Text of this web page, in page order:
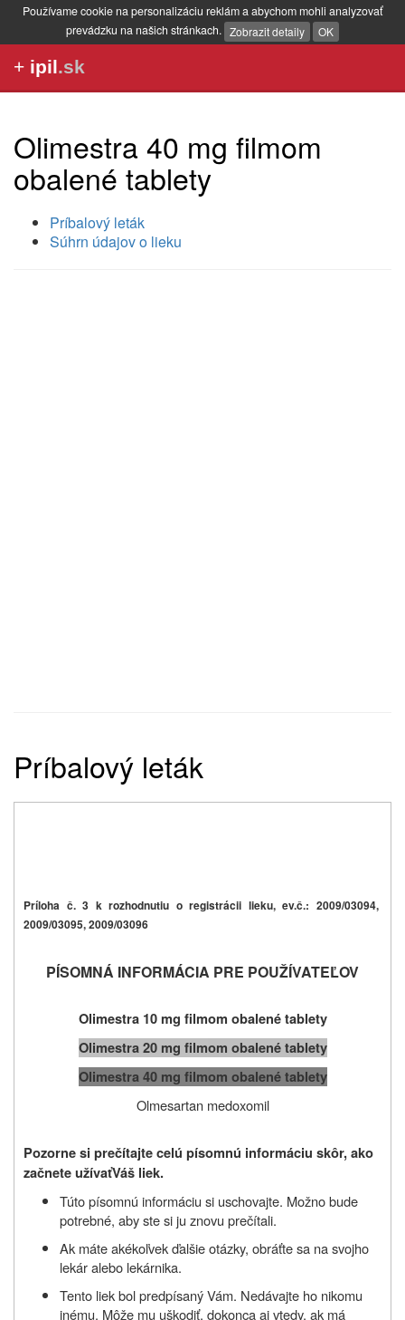
Používame cookie na personalizáciu reklám a abychom mohli analyzovať
prevádzku na našich stránkach. Zobrazit detaily OK
+ ipil.sk
Olimestra 40 mg filmom
obalené tablety
Príbalový leták
Súhrn údajov o lieku
Príbalový leták
Príloha č. 3 k rozhodnutiu o registrácii lieku, ev.č.: 2009/03094,
2009/03095, 2009/03096
PÍSOMNÁ INFORMÁCIA PRE POUŽÍVATEĽOV
Olimestra 10 mg filmom obalené tablety
Olimestra 20 mg filmom obalené tablety
Olimestra 40 mg filmom obalené tablety
Olmesartan medoxomil
Pozorne si prečítajte celú písomnú informáciu skôr, ako
začnete užívaťVáš liek.
Túto písomnú informáciu si uschovajte. Možno bude
potrebné, aby ste si ju znovu prečítali.
Ak máte akékoľvek ďalšie otázky, obráťte sa na svojho
lekár alebo lekárnika.
Tento liek bol predpísaný Vám. Nedávajte ho nikomu
inému. Môže mu uškodiť, dokonca aj vtedy, ak má